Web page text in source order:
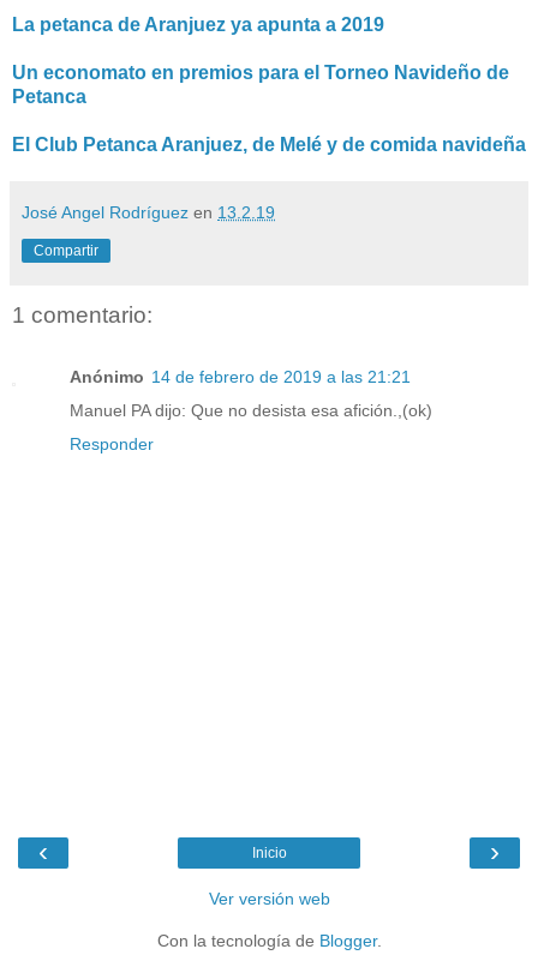
La petanca de Aranjuez ya apunta a 2019
Un economato en premios para el Torneo Navideño de
Petanca
El Club Petanca Aranjuez, de Melé y de comida navideña
José Angel Rodríguez en 13.2.19
Compartir
1 comentario:
Anónimo 14 de febrero de 2019 a las 21:21
Manuel PA dijo: Que no desista esa afición.,(ok)
Responder
‹ ›
Inicio
Ver versión web
Con la tecnología de Blogger.